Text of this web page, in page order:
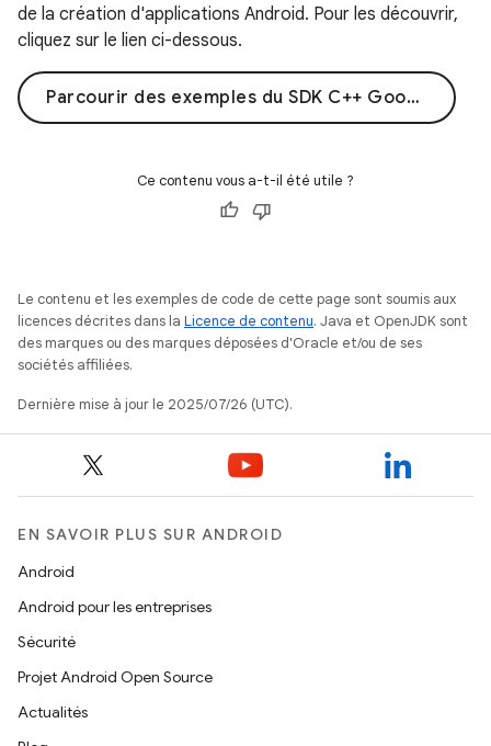
de la création d'applications Android. Pour les découvrir,
cliquez sur le lien ci-dessous.
Parcourir des exemples du SDK C++ Google Play Jeux sur GitHub
Ce contenu vous a-t-il été utile ?
Le contenu et les exemples de code de cette page sont soumis aux
licences décrites dans la Licence de contenu. Java et OpenJDK sont
des marques ou des marques déposées d'Oracle et/ou de ses
sociétés affiliées.
Dernière mise à jour le 2025/07/26 (UTC).
EN SAVOIR PLUS SUR ANDROID
Android
Android pour les entreprises
Sécurité
Projet Android Open Source
Actualités